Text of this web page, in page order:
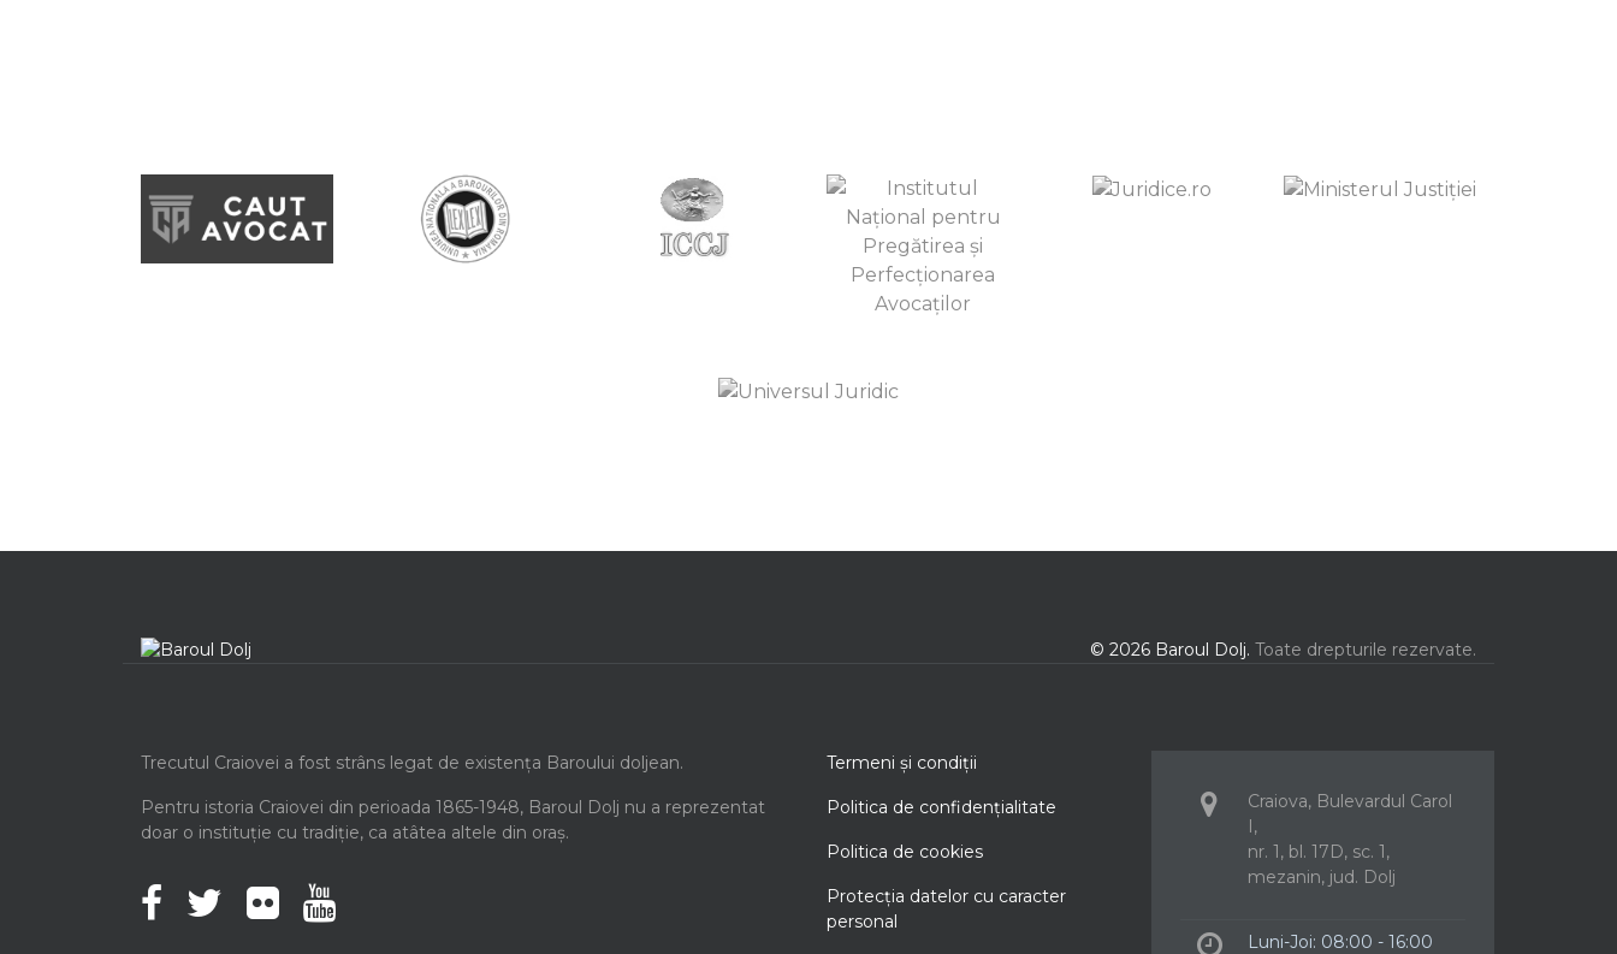
© 2026 Baroul Dolj. Toate drepturile rezervate.
Trecutul Craiovei a fost strâns legat de existența Baroului doljean.
Pentru istoria Craiovei din perioada 1865-1948, Baroul Dolj nu a reprezentat
doar o instituție cu tradiție, ca atâtea altele din oraș.
Termeni şi condiţii
Politica de confidenţialitate
Politica de cookies
Protecţia datelor cu caracter
personal
Craiova, Bulevardul Carol
I,
nr. 1, bl. 17D, sc. 1,
mezanin, jud. Dolj
Luni-Joi: 08:00 - 16:00